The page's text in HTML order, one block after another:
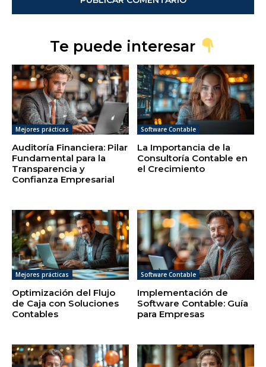
Te puede interesar
Mejores prácticas
Auditoría Financiera: Pilar
Fundamental para la
Transparencia y
Confianza Empresarial
Software Contable
La Importancia de la
Consultoría Contable en
el Crecimiento
Mejores prácticas
Optimización del Flujo
de Caja con Soluciones
Contables
Software Contable
Implementación de
Software Contable: Guía
para Empresas